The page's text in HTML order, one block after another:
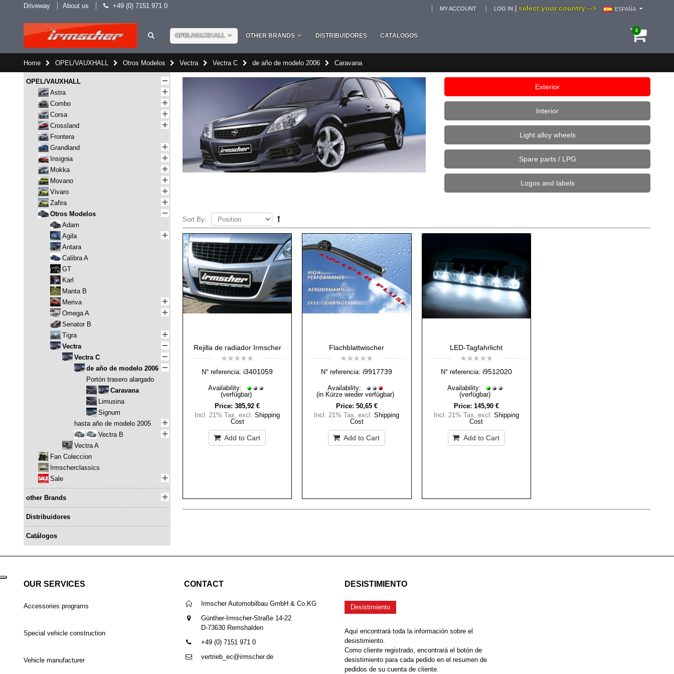
Driveway About us +49 (0) 7151 971 0 select your country --> ESPAÑA
MY ACCOUNT LOG IN
0
OPEL/VAUXHALL OTHER BRANDS DISTRIBUIDORES CATÁLOGOS
Home OPEL/VAUXHALL Otros Modelos Vectra Vectra C de año de modelo 2006 Caravana
Exterior
Interior
Light alloy wheels
Spare parts / LPG
Logos and labels
Sort By:
Rejilla de radiador Irmscher
N° referencia: i3401059
Availability:
(verfügbar)
Price: 385,92 €
Incl. 21% Tax,excl.Shipping
Cost
Add to Cart
Flachblattwischer
N° referencia: i9917739
Availability:
(in Kürze wieder verfügbar)
Price: 50,65 €
Incl. 21% Tax,excl.Shipping
Cost
Add to Cart
LED-Tagfahrlicht
N° referencia: i9512020
Availability:
(verfügbar)
Price: 145,90 €
Incl. 21% Tax, excl. Shipping
Cost
Add to Cart
OPEL/VAUXHALL
Astra
Combo
Corsa
Crossland
Frontera
Grandland
Insignia
Mokka
Movano
Vivaro
Zafira
Otros Modelos
Adam
Agila
Antara
Calibra A
GT
Karl
Manta B
Meriva
Omega A
Senator B
Tigra
Vectra
Vectra C
de año de modelo 2006
Portón trasero alargado
Caravana
Limusina
Signum
hasta año de modelo 2005
Vectra B
Vectra A
Fan Coleccion
Irmscherclassics
Sale
other Brands
Distribuidores
Catálogos
OUR SERVICES
Accessories programs
Special vehicle construction
Vehicle manufacturer
CONTACT
Irmscher Automobilbau GmbH & Co.KG
Günther-Irmscher-Straße 14-22
D-73630 Remshalden
+49 (0) 7151 971 0
vertrieb_ec@irmscher.de
DESISTIMIENTO
Desistimiento
Aquí encontrará toda la información sobre el
desistimiento.
Como cliente registrado, encontrará el botón de
desistimiento para cada pedido en el resumen de
pedidos de su cuenta de cliente.